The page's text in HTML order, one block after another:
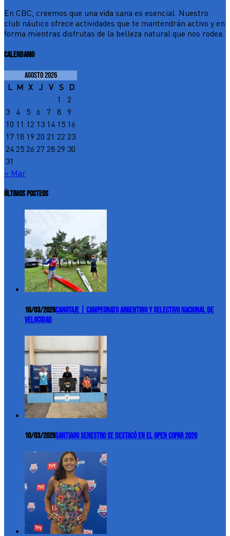
En CBC, creemos que una vida sana es esencial. Nuestro
club náutico ofrece actividades que te mantendrán activo y en
forma mientras disfrutas de la belleza natural que nos rodea.
CALENDARIO
agosto 2026
L M X J V S D
1
2
3
4 5 6 7 8
9
10 11 12 13 14 15 16
17 18 19 20 21 22 23
24 25 26 27 28 29 30
31
« Mar
ÚLTIMOS POSTEOS
10/03/2026Canotaje | Campeonato Argentino y Selectivo Nacional de
Velocidad
10/03/2026Santiago Senestro se destacó en el Open COPAR 2026